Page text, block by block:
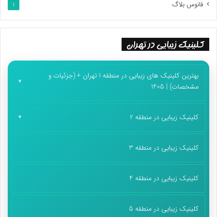
جور، در مشهد یک جور، در اصفهان یک جور، در یزد یک جور، در
شهرهای مختلف یک جور. این رویگردانی مردم از دین است؟ یا به
عکس. ما اول انقلاب اینجور چیزها را نداشتیم. ما اول انقلاب هجوم
دانشجویان جوان به سمت مراکز اعتکاف را نداشتیم. این اجتماعات
تولید آثار ضعیفی که نگرانی‌ها را برانگیخت
فانوس بلاگ 1
کلینیک زیبایی در تهران
بهترین کلینیک های زیبایی در منطقه 1 تهران + (جزئیات و
مشخصات) | 1405
کلینیک زیبایی در منطقه 2
کلینیک زیبایی در منطقه 3
کلینیک زیبایی در منطقه 4
کلینیک زیبایی در منطقه 5